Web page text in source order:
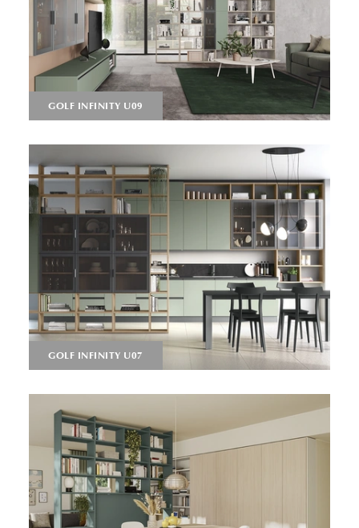
GOLF INFINITY U09
GOLF INFINITY U07